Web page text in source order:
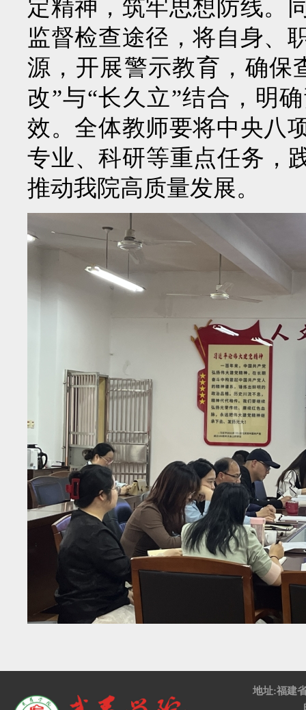
定精神，筑牢思想防线。
监督检查途径，将自身、
源，开展警示教育，确保
改”与“长久立”结合，明
效。全体教师要将中央八
专业、科研等重点任务，
推动我院高质量发展。
地址:福建